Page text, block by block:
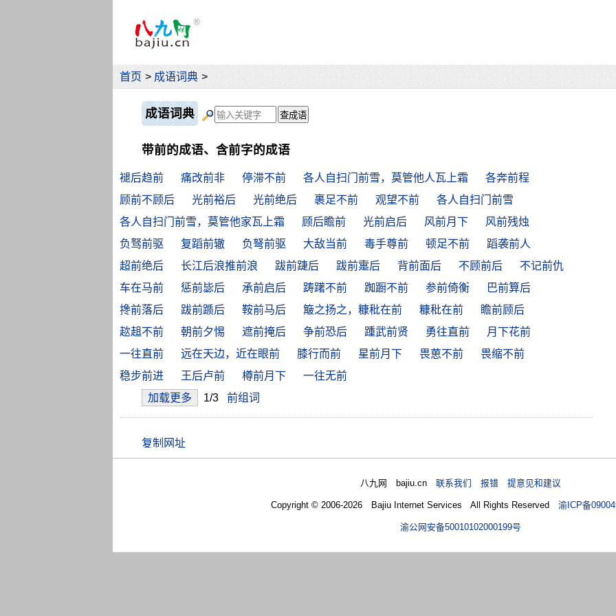
首页 > 成语词典 >
成语词典
带前的成语、含前字的成语
褪后趋前 痛改前非 停滞不前 各人自扫门前雪，莫管他人瓦上霜
各奔前程
顾前不顾后
光前裕后 光前绝后 裹足不前 观望不前
各人自扫门前雪
各人自扫门前雪，莫管他家瓦上霜
顾后瞻前 光前启后 风前月下
风前残烛
负驽前驱
复蹈前辙 负弩前驱 大敌当前 毒手尊前 顿足不前
蹈袭前人
超前绝后
长江后浪推前浪 跋前踕后 跋前疐后 背前面后 不顾前后
不记前仇
车在马前
惩前毖后 承前启后 踌躇不前 踟蹰不前 参前倚衡
巴前算后
搀前落后
跋前踬后 鞍前马后 簸之扬之，糠秕在前 糠秕在前
瞻前顾后
趑趄不前
朝前夕惕 遮前掩后 争前恐后 踵武前贤 勇往直前
月下花前
一往直前
远在天边，近在眼前 膝行而前 星前月下 畏葸不前
畏缩不前
稳步前进
王后卢前 樽前月下
一往无前
加载更多
1/3 前组词
八九网 bajiu.cn联系我们 报错 提意见和建议
Copyright © 2006-2026 Bajiu Internet Services All Rights Reserved 渝ICP备
渝公网安备50010102000199号